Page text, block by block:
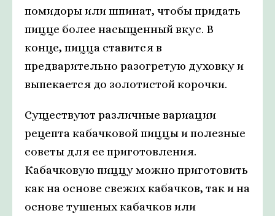
помидоры или шпинат, чтобы придать
пицце более насыщенный вкус. В
конце, пицца ставится в
предварительно разогретую духовку и
выпекается до золотистой корочки.
Существуют различные вариации
рецепта кабачковой пиццы и полезные
советы для ее приготовления.
Кабачковую пиццу можно приготовить
как на основе свежих кабачков, так и на
основе тушеных кабачков или